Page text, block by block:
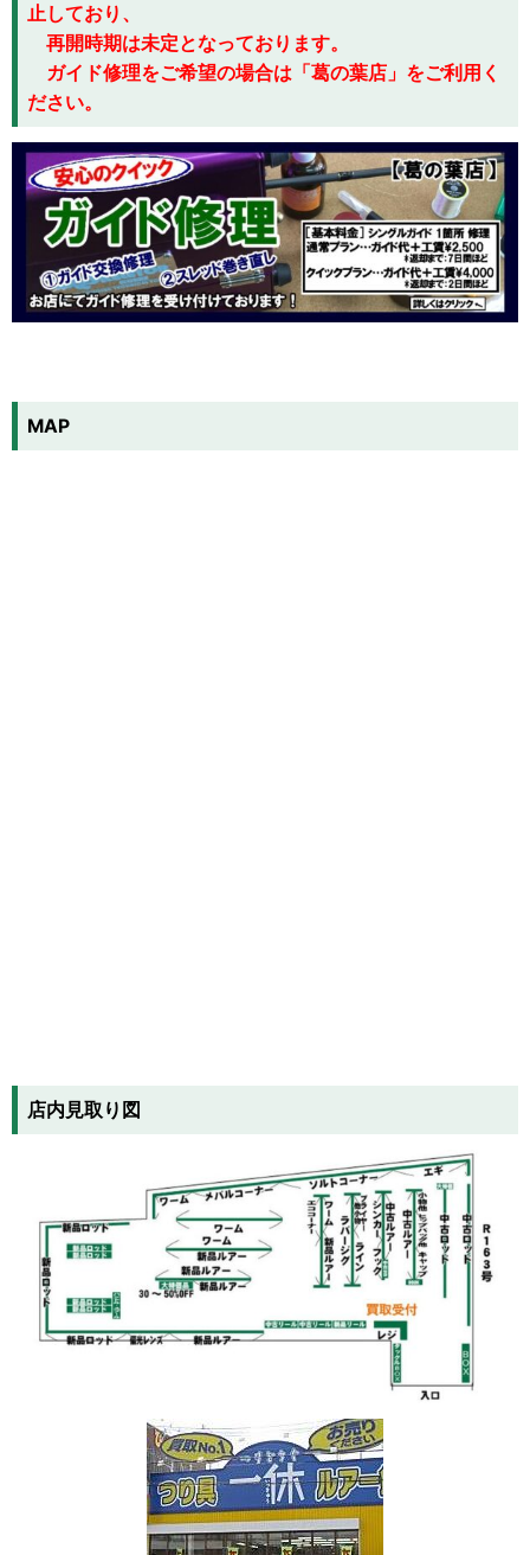
止しており、
再開時期は未定となっております。
ガイド修理をご希望の場合は「葛の葉店」をご利用く
ださい。
MAP
店内見取り図